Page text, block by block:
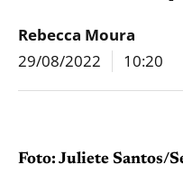
Rebecca Moura
29/08/2022
10:20
Foto: Juliete Santos/